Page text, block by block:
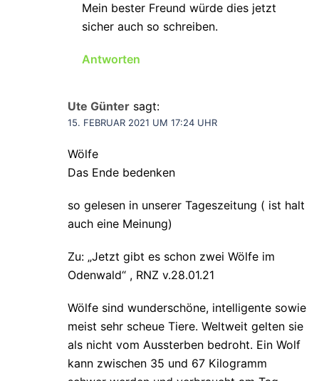
Mein bester Freund würde dies jetzt
sicher auch so schreiben.
Antworten
Ute Günter sagt:
15. FEBRUAR 2021 UM 17:24 UHR
Wölfe
Das Ende bedenken
so gelesen in unserer Tageszeitung ( ist halt
auch eine Meinung)
Zu: „Jetzt gibt es schon zwei Wölfe im
Odenwald“ , RNZ v.28.01.21
Wölfe sind wunderschöne, intelligente sowie
meist sehr scheue Tiere. Weltweit gelten sie
als nicht vom Aussterben bedroht. Ein Wolf
kann zwischen 35 und 67 Kilogramm